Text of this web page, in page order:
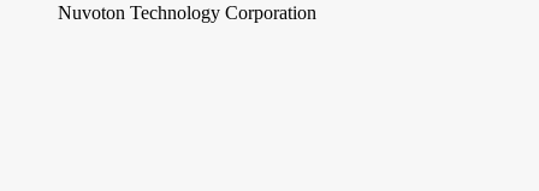
Nuvoton Technology Corporation